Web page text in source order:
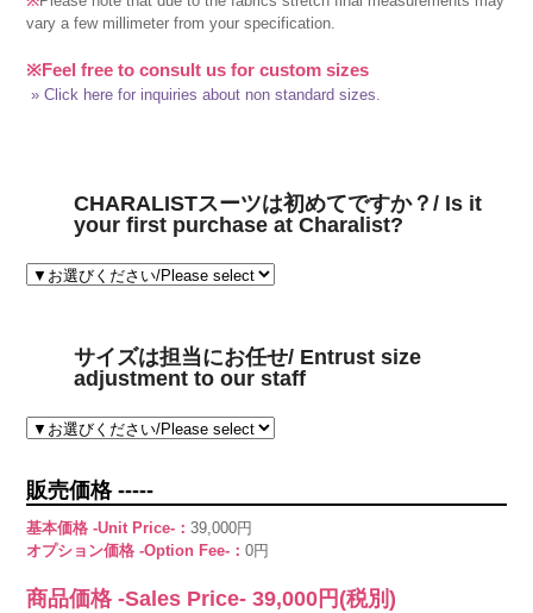
vary a few millimeter from your specification.
※Feel free to consult us for custom sizes
» Click here for inquiries about non standard sizes.
CHARALISTスーツは初めてですか？/ Is it
your first purchase at Charalist?
サイズは担当にお任せ/ Entrust size
adjustment to our staff
販売価格 -----
基本価格 -Unit Price-：39,000円
オプション価格 -Option Fee-：0円
商品価格 -Sales Price-39,000 円(税別)